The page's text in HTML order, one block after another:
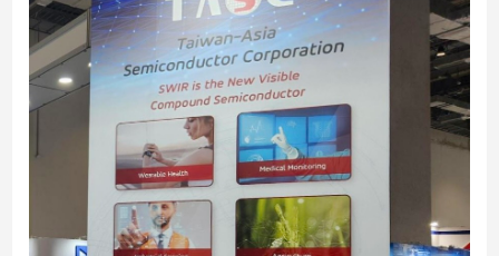
國
際
社
會/
毒